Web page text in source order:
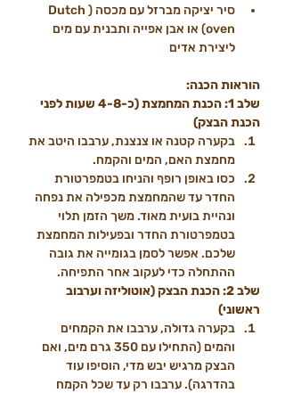
סיר יציקה מברזל עם מכסה (Dutch
oven) או אבן אפייה ותבנית עם מים
ליצירת אדים
הוראות הכנה:
שלב 1: הכנת המחמצת (כ-4-8 שעות לפני
הכנת הבצק)
בקערה קטנה או צנצנת, ערבבו היטב את
מחמצת האם, המים והקמח.
כסו באופן רופף והניחו בטמפרטורת
החדר עד שהמחמצת מכפילה את נפחה
ונהיית בועית מאוד. משך הזמן תלוי
בטמפרטורת החדר ובפעילות המחמצת
שלכם. אפשר לסמן בגומייה את גובה
ההתחלה כדי לעקוב אחר התפיחה.
שלב 2: הכנת הבצק (אוטוליזה וערבוב
ראשוני)
בקערה גדולה, ערבבו את הקמחים
והמים (התחילו עם 350 גרם מים, ואם
הבצק מרגיש יבש מדי, הוסיפו עוד
בהדרגה). ערבבו רק עד שכל הקמח